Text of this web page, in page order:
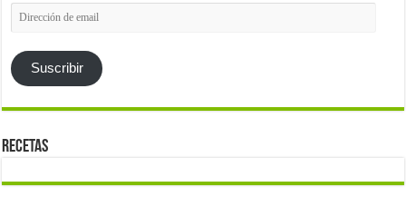
Dirección
de
email
Suscribir
Recetas